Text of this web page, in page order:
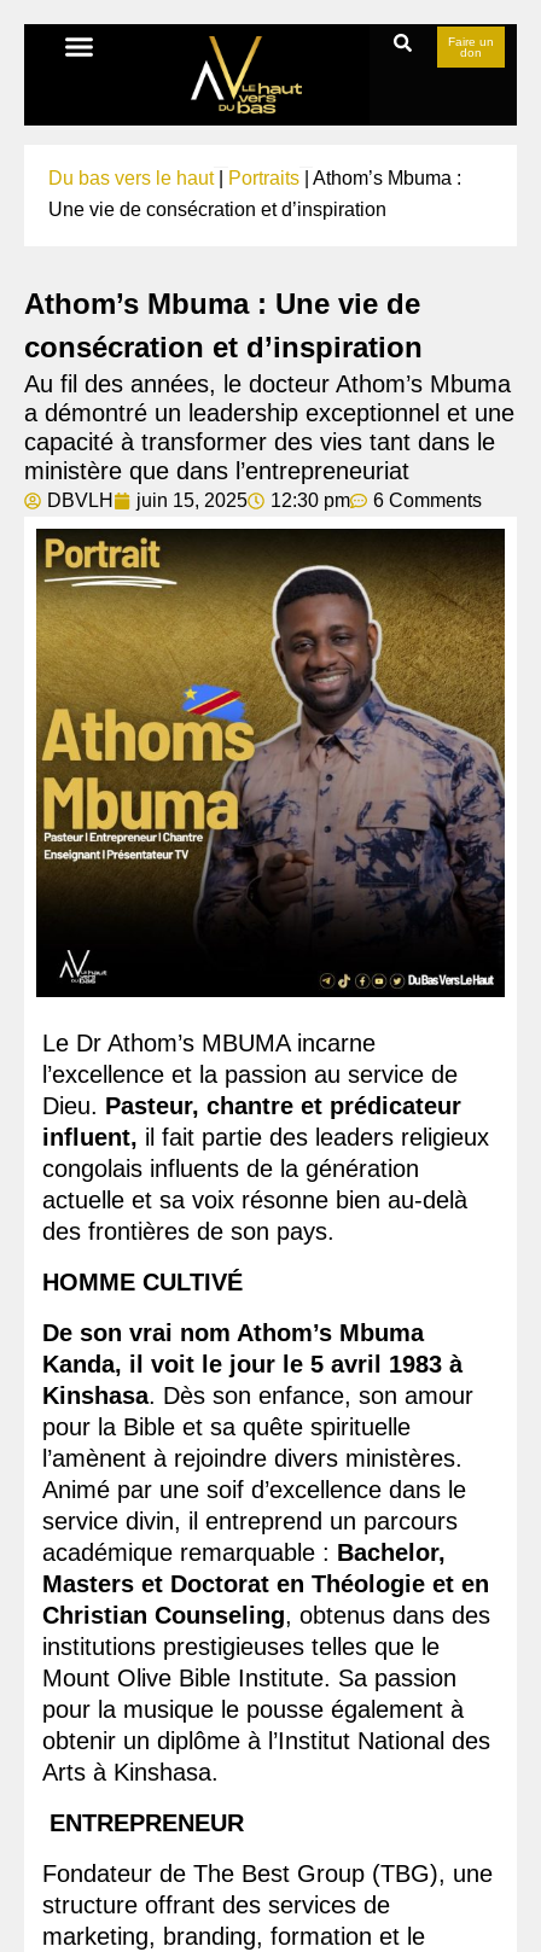
Faire un
don
Du bas vers le haut| Portraits
Athom’s Mbuma :
Une vie de consécration et d’inspiration
Athom’s Mbuma : Une vie de
consécration et d’inspiration
Au fil des années, le docteur Athom’s Mbuma
a démontré un leadership exceptionnel et une
capacité à transformer des vies tant dans le
ministère que dans l’entrepreneuriat
DBVLH juin 15, 2025 12:30 pm 6 Comments
Le Dr Athom’s MBUMA incarne
l’excellence et la passion au service de
Dieu. Pasteur, chantre et prédicateur
influent, il fait partie des leaders religieux
congolais influents de la génération
actuelle et sa voix résonne bien au-delà
des frontières de son pays.
HOMME CULTIVÉ
De son vrai nom Athom’s Mbuma
Kanda, il voit le jour le 5 avril 1983 à
Kinshasa. Dès son enfance, son amour
pour la Bible et sa quête spirituelle
l’amènent à rejoindre divers ministères.
Animé par une soif d’excellence dans le
service divin, il entreprend un parcours
académique remarquable : Bachelor,
Masters et Doctorat en Théologie et en
Christian Counseling, obtenus dans des
institutions prestigieuses telles que le
Mount Olive Bible Institute. Sa passion
pour la musique le pousse également à
obtenir un diplôme à l’Institut National des
Arts à Kinshasa.
ENTREPRENEUR
Fondateur de The Best Group (TBG), une
structure offrant des services de
marketing, branding, formation et le